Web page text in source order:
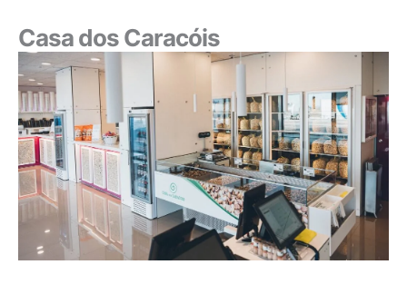
Casa dos Caracóis